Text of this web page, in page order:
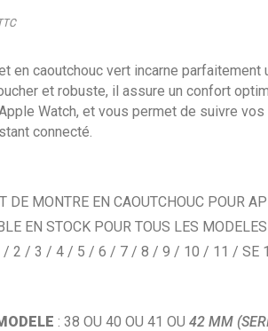
en caoutchouc vert incarne
et robuste, il assure un confort
Watch, et vous permet de suivre
connecté.
DE MONTRE EN CAOUTCHOUC POUR
EN STOCK POUR TOUS LES MODELES
/ 2 / 3 / 4 / 5 / 6 / 7 / 8 / 9 / 10 / 11 / SE
: 38 OU 40 OU 41 OU 42 MM